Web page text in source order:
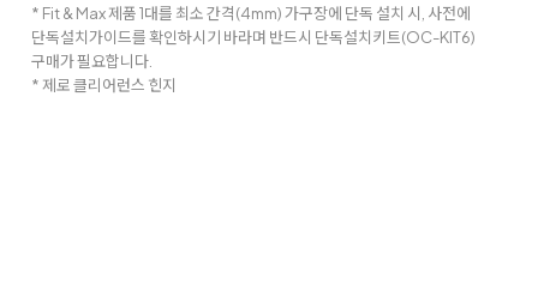
* Fit & Max 제품 1대를 최소 간격(4mm) 가구장에 단독 설치 시, 사전에
단독설치가이드를 확인하시기 바라며 반드시 단독설치키트(OC-KIT6)
구매가 필요합니다.
* 제로 클리어런스 힌지